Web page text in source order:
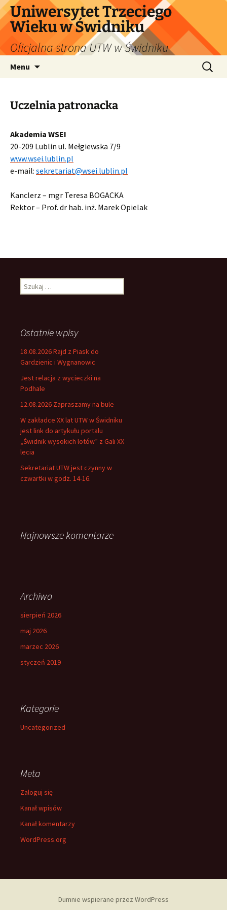
Uniwersytet Trzeciego
Wieku w Świdniku
Oficjalna strona UTW w Świdniku
Menu Szukaj:
Uczelnia patronacka
Akademia WSEI
20-209 Lublin ul. Mełgiewska 7/9
www.wsei.lublin.pl
e-mail: sekretariat@wsei.lublin.pl
Kanclerz – mgr Teresa BOGACKA
Rektor – Prof. dr hab. inż. Marek Opielak
Szukaj:
Ostatnie wpisy
18.08.2026 Rajd z Piask do
Gardzienic i Wygnanowic
Jest relacja z wycieczki na
Podhale
12.08.2026 Zapraszamy na bule
W zakładce XX lat UTW w Świdniku
jest link do artykułu portalu
„Świdnik wysokich lotów” z Gali XX
lecia
Sekretariat UTW jest czynny w
czwartki w godz. 14-16.
Najnowsze komentarze
Archiwa
sierpień 2026
maj 2026
marzec 2026
styczeń 2019
Kategorie
Uncategorized
Meta
Zaloguj się
Kanał wpisów
Kanał komentarzy
WordPress.org
Dumnie wspierane przez WordPress